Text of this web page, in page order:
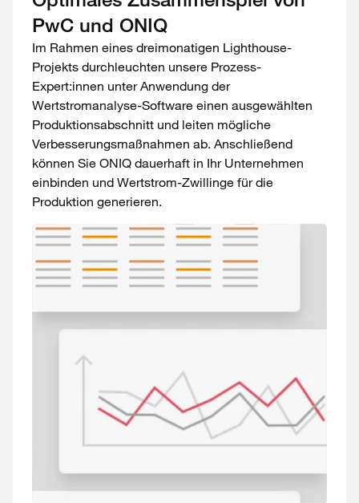
PwC und ONIQ
Im Rahmen eines dreimonatigen Lighthouse-
Projekts durchleuchten unsere Prozess-
Expert:innen unter Anwendung der
Wertstromanalyse-Software einen ausgewählten
Produktionsabschnitt und leiten mögliche
Verbesserungsmaßnahmen ab. Anschließend
können Sie ONIQ dauerhaft in Ihr Unternehmen
einbinden und Wertstrom-Zwillinge für die
Produktion generieren.